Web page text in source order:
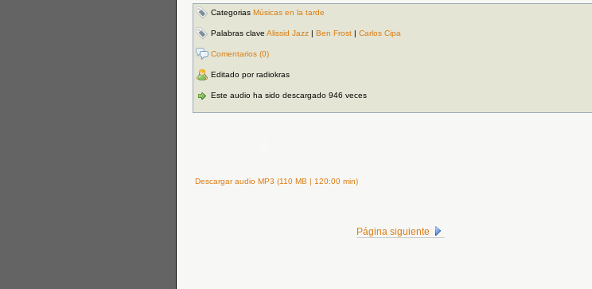
Categorias Músicas en la tarde
Palabras clave Alissid Jazz | Ben Frost | Carlos Cipa
Comentarios (0)
Editado por radiokras
Este audio ha sido descargado 946 veces
Descargar audio MP3 (110 MB | 120:00 min)
Página siguiente